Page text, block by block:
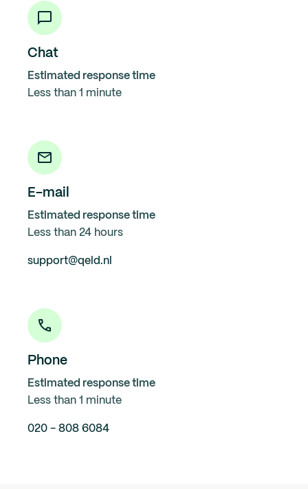
Chat
Estimated response time
Less than 1 minute
E-mail
Estimated response time
Less than 24 hours
support@qeld.nl
Phone
Estimated response time
Less than 1 minute
020 - 808 6084